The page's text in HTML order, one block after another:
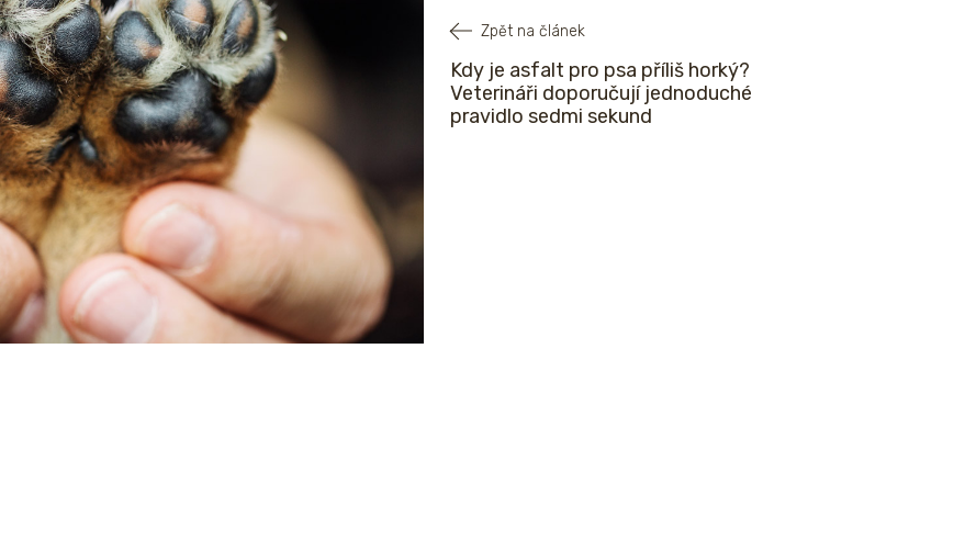
Zpět na článek
Kdy je asfalt pro psa příliš horký?
Veterináři doporučují jednoduché
pravidlo sedmi sekund